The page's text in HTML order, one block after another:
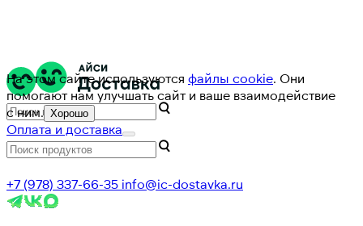
На этом сайте используются файлы cookie. Они
помогают нам улучшать сайт и ваше взаимодействие
с ним. Хорошо
Оплата и доставка
+7 (978) 337-66-35 info@ic-dostavka.ru